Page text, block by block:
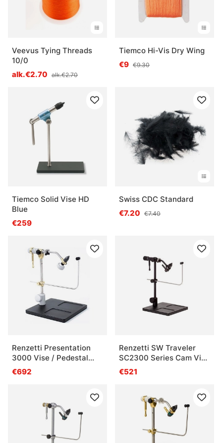
Veevus Tying Threads
10/0
alk.€2.70 alk.€2.70
Tiemco Hi-Vis Dry Wing
€9 €9.30
Tiemco Solid Vise HD
Blue
€259
Swiss CDC Standard
€7.20 €7.40
Renzetti Presentation
3000 Vise / Pedestal
Base
€692
Renzetti SW Traveler
SC2300 Series Cam Vise
Pedestal with Mat. Clip
€521